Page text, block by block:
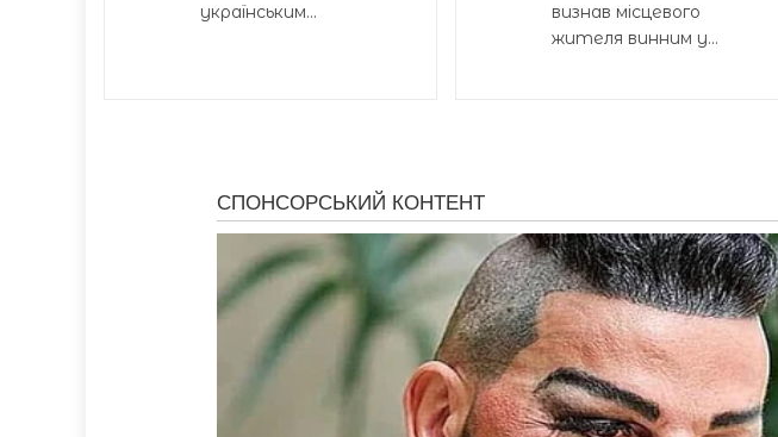
українським...
визнав місцевого
жителя винним у...